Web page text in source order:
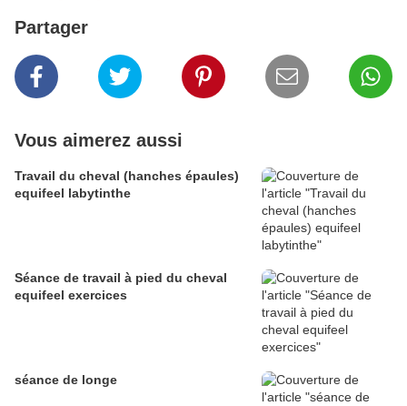
Partager
Vous aimerez aussi
Travail du cheval (hanches épaules)
equifeel labytinthe
Séance de travail à pied du cheval
equifeel exercices
séance de longe